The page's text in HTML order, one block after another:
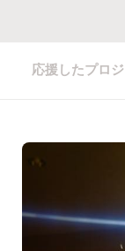
応援したプロ